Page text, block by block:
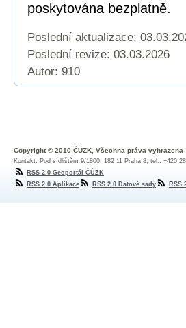
poskytována bezplatně.
Poslední aktualizace:
Poslední revize: 03.03.2026
Autor: 910
Copyright © 2010 ČÚZK, Všechna práva vyhrazena
Kontakt: Pod sídlištěm 9/1800, 182 11 Praha 8, tel.: +420
RSS 2.0 Geoportál ČÚZK
RSS 2.0 Aplikace
RSS 2.0 Datové sady RSS